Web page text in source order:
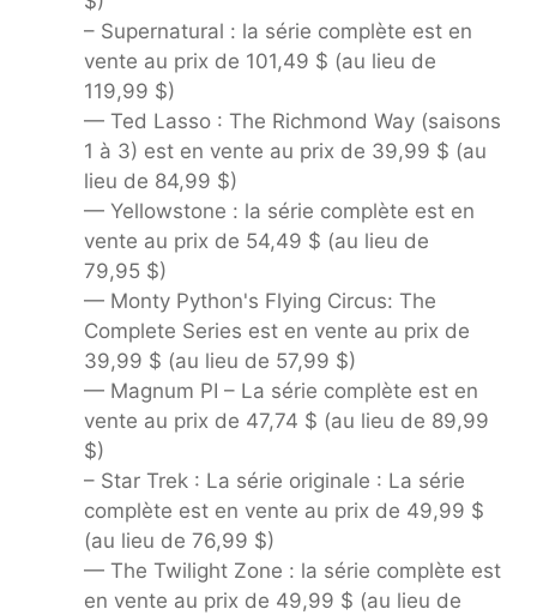
– Supernatural : la série complète est en
vente au prix de 101,49 $ (au lieu de
119,99 $)
— Ted Lasso : The Richmond Way (saisons
1 à 3) est en vente au prix de 39,99 $ (au
lieu de 84,99 $)
— Yellowstone : la série complète est en
vente au prix de 54,49 $ (au lieu de
79,95 $)
— Monty Python's Flying Circus: The
Complete Series est en vente au prix de
39,99 $ (au lieu de 57,99 $)
— Magnum PI – La série complète est en
vente au prix de 47,74 $ (au lieu de 89,99
$)
– Star Trek : La série originale : La série
complète est en vente au prix de 49,99 $
(au lieu de 76,99 $)
— The Twilight Zone : la série complète est
en vente au prix de 49,99 $ (au lieu de